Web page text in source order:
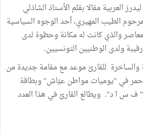
العربية مقالا بقلم الأستاذ الشاذلي
الطيب المهيري، أحد الوجوه السياسية
والذي كانت له مكانة وحظوة لدى
ولدى الوطنيين التونسيين.
والساخرة للقارئ موعد مع مقامة جديدة من
في "يوميات مواطن عيّاش" وبطاقة
ف س ا د". ويطالع القارئ في هذا العدد